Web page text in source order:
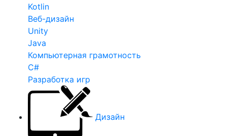
Kotlin
Веб-дизайн
Unity
Java
Компьютерная грамотность
C#
Разработка игр
Дизайн